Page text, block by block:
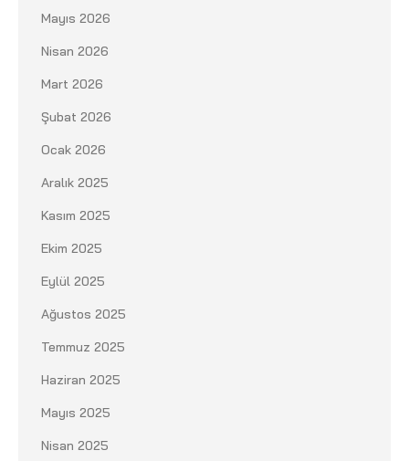
Mayıs 2026
Nisan 2026
Mart 2026
Şubat 2026
Ocak 2026
Aralık 2025
Kasım 2025
Ekim 2025
Eylül 2025
Ağustos 2025
Temmuz 2025
Haziran 2025
Mayıs 2025
Nisan 2025